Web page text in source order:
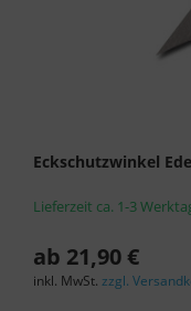
Eckschutzwinkel
Lieferzeit ca. 1-3
ab 21,90 €
inkl. MwSt. zzgl.